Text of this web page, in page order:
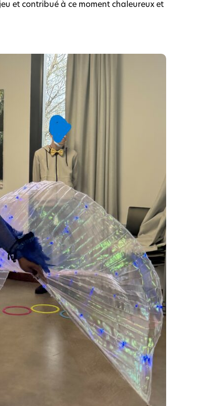
et contribué à ce moment chaleureux et